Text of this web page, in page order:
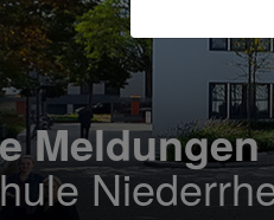
Meldungen